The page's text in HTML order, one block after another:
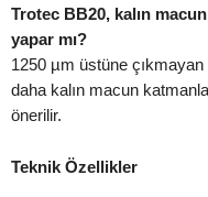
Trotec BB20, kalın
yapar mı?
1250 µm üstüne
daha kalın macun
önerilir.
Teknik Özellikler